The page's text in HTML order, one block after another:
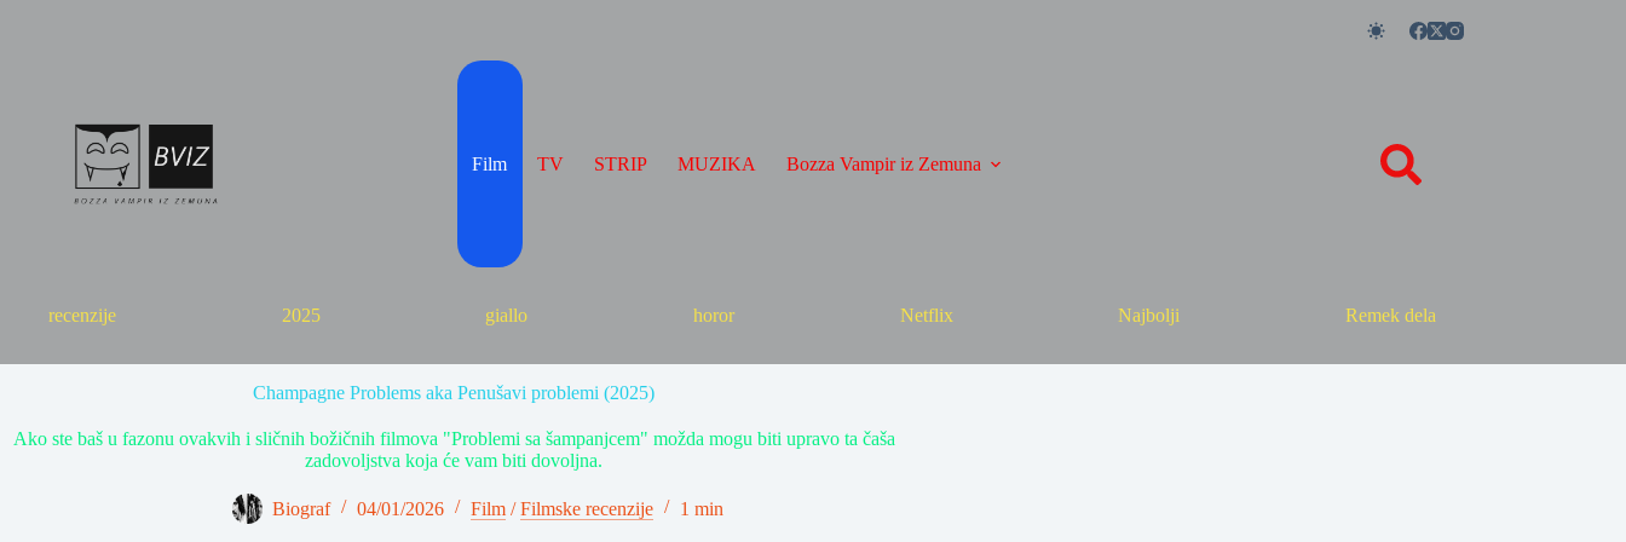
Film TV STRIP MUZIKA Bozza Vampir iz Zemuna
recenzije 2025 giallo horor Netflix Najbolji Remek dela
Champagne Problems aka Penušavi problemi (2025)
Ako ste baš u fazonu ovakvih i sličnih božičnih filmova "Problemi sa šampanjcem" možda mogu biti upravo ta čaša
zadovoljstva koja će vam biti dovoljna.
Biograf 04/01/2026 Film /Filmske recenzije 1 min